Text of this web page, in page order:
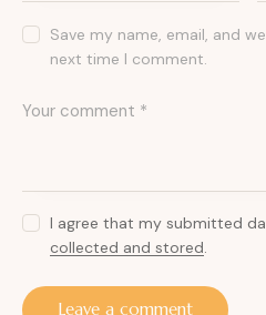
Save my name, email, and
next time I comment.
I agree that my submitted
collected and stored.